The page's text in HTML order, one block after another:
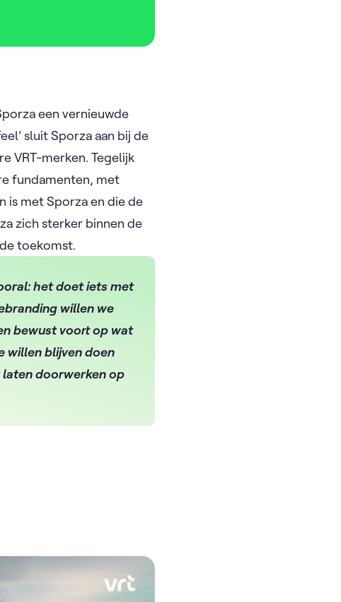
een vernieuwde
sluit Sporza aan bij de
VRT-merken. Tegelijk
fundamenten, met
is met Sporza en die de
zich sterker binnen de
toekomst.
het doet iets met
willen we
bewust voort op wat
willen blijven doen
laten doorwerken op